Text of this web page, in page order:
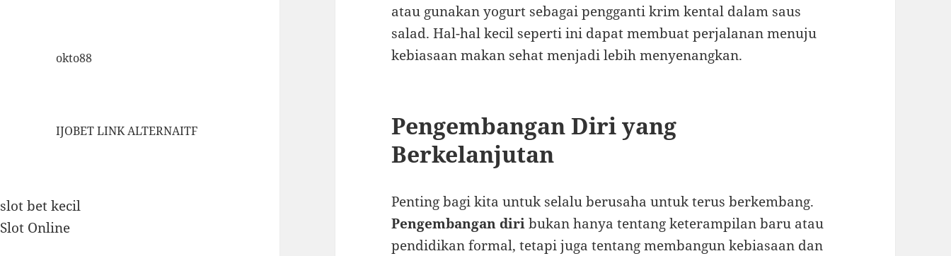
okto88
IJOBET LINK ALTERNAITF
slot bet kecil
Slot Online
atau gunakan yogurt sebagai pengganti krim kental dalam saus
salad. Hal-hal kecil seperti ini dapat membuat perjalanan menuju
kebiasaan makan sehat menjadi lebih menyenangkan.
Pengembangan Diri yang
Berkelanjutan
Penting bagi kita untuk selalu berusaha untuk terus berkembang.
Pengembangan diribukan hanya tentang keterampilan baru atau
pendidikan formal, tetapi juga tentang membangun kebiasaan dan